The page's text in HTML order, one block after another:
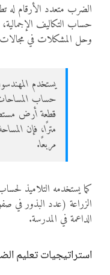
الضرب متعدد الأرقام له
حساب التكاليف
وحل المشكلات في مجالات
يستخدم
حساب
مربعًا.
كما يستخدمه التلاميذ
الزراعة (عدد البذور في
الداعمة في المدرسة.
استراتيجيات تعليم